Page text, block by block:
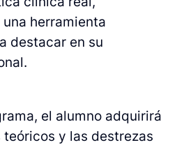
herramienta
destacar en su
el alumno adquirirá
y las destrezas